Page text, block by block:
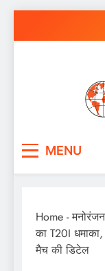
MENU
Home -मनोरंजन
का T20I
मैच की डिटेल